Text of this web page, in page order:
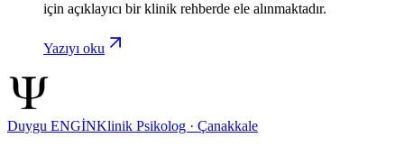
için açıklayıcı bir klinik rehberde ele alınmaktadır.
Yazıyı oku
Duygu ENGİNKlinik Psikolog · Çanakkale